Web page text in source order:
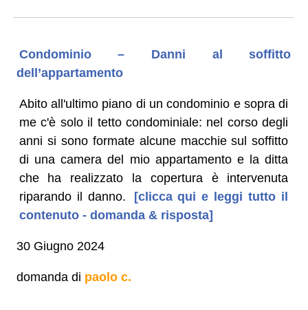
Condominio – Danni al soffitto
dell’appartamento
Abito all'ultimo piano di un condominio e sopra di
me c'è solo il tetto condominiale: nel corso degli
anni si sono formate alcune macchie sul soffitto
di una camera del mio appartamento e la ditta
che ha realizzato la copertura è intervenuta
riparando il danno.
[clicca qui e leggi tutto il
contenuto - domanda & risposta]
30 Giugno 2024
domanda di paolo c.